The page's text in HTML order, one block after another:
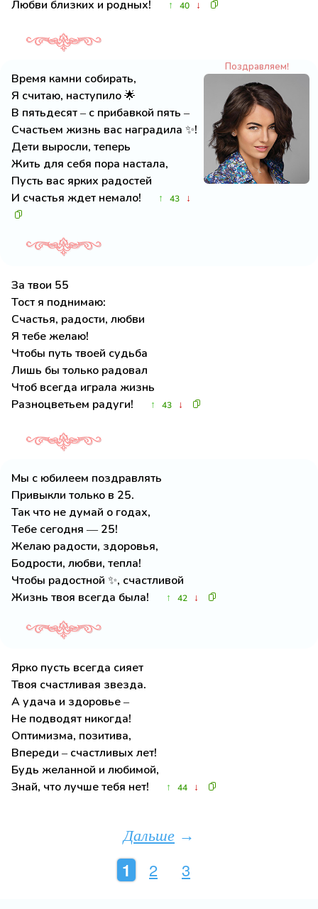
Любви близких и родных! ↑ 40 ↓
Поздравляем!
Время камни собирать,
Я считаю, наступило 🌟
В пятьдесят – с прибавкой пять –
Счастьем жизнь вас наградила ✨!
Дети выросли, теперь
Жить для себя пора настала,
Пусть вас ярких радостей
И счастья ждет немало!
↑ 43 ↓
За твои 55
Тост я поднимаю:
Счастья, радости, любви
Я тебе желаю!
Чтобы путь твоей судьба
Лишь бы только радовал
Чтоб всегда играла жизнь
Разноцветьем радуги!
↑ 43 ↓
Мы с юбилеем поздравлять
Привыкли только в 25.
Так что не думай о годах,
Тебе сегодня — 25!
Желаю радости, здоровья,
Бодрости, любви, тепла!
Чтобы радостной ✨, счастливой
Жизнь твоя всегда была!
↑ 42 ↓
Ярко пусть всегда сияет
Твоя счастливая звезда.
А удача и здоровье –
Не подводят никогда!
Оптимизма, позитива,
Впереди – счастливых лет!
Будь желанной и любимой,
Знай, что лучше тебя нет!
↑ 44 ↓
Дальше →
1 2 3